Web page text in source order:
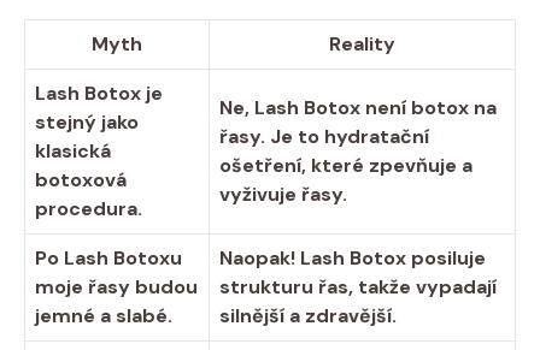
Myth
Reality
Lash Botox je
stejný jako
klasická
botoxová
procedura.
Ne, Lash Botox není botox na
řasy. Je to hydratační
ošetření, které zpevňuje a
vyživuje řasy.
Po Lash Botoxu
moje řasy budou
jemné a slabé.
Naopak! Lash Botox posiluje
strukturu řas, takže vypadají
silnější a zdravější.